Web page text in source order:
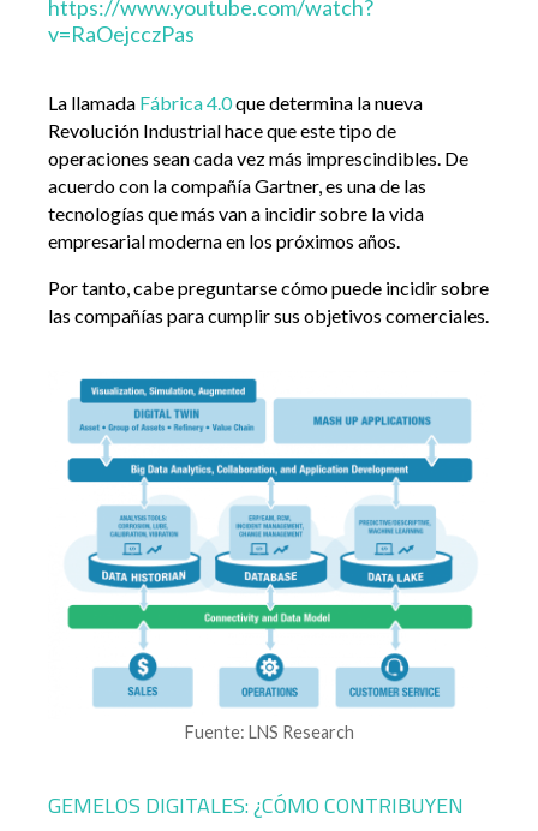
https://www.youtube.com/watch?
v=RaOejcczPas
La llamada Fábrica 4.0que determina la nueva
Revolución Industrial hace que este tipo de
operaciones sean cada vez más imprescindibles. De
acuerdo con la compañía Gartner, es una de las
tecnologías que más van a incidir sobre la vida
empresarial moderna en los próximos años.
Por tanto, cabe preguntarse cómo puede incidir sobre
las compañías para cumplir sus objetivos comerciales.
Fuente: LNS Research
GEMELOS DIGITALES: ¿CÓMO CONTRIBUYEN